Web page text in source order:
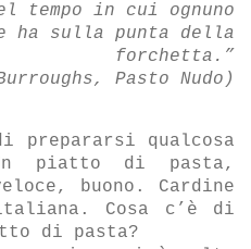
in cui ognuno
ha sulla punta della
forchetta.”
Pasto Nudo)
prepararsi qualcosa
piatto di pasta,
buono. Cardine
Cosa c’è di
di pasta?